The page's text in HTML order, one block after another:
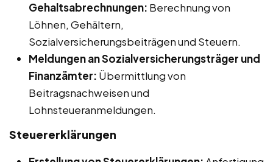
Gehaltsabrechnungen: Berechnung von
Löhnen, Gehältern,
Sozialversicherungsbeiträgen und Steuern.
Meldungen an Sozialversicherungsträger und
Finanzämter: Übermittlung von
Beitragsnachweisen und
Lohnsteueranmeldungen.
Steuererklärungen